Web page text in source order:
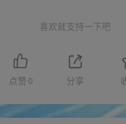
喜欢就支持一下吧
点赞 0 分享